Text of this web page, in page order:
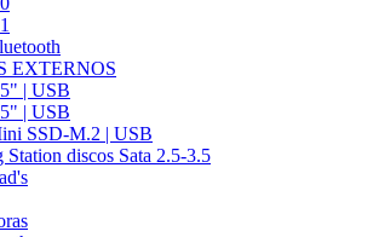
EXTERNOS
| USB
| USB
SSD-M.2 | USB
discos Sata 2.5-3.5